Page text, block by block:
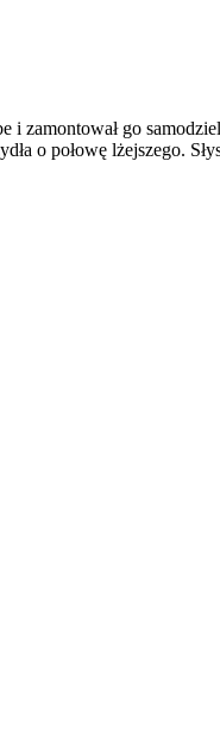
zamontował go
o połowę lżejszego.